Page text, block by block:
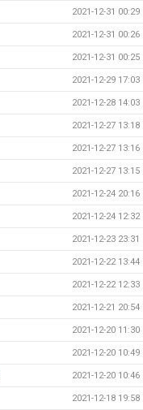
2021-12-31 00:29
2021-12-31 00:26
2021-12-31 00:25
2021-12-29 17:03
2021-12-28 14:03
2021-12-27 13:18
2021-12-27 13:16
2021-12-27 13:15
2021-12-24 20:16
2021-12-24 12:32
2021-12-23 23:31
2021-12-22 13:44
2021-12-22 12:33
2021-12-21 20:54
2021-12-20 11:30
2021-12-20 10:49
2021-12-20 10:46
2021-12-18 19:58